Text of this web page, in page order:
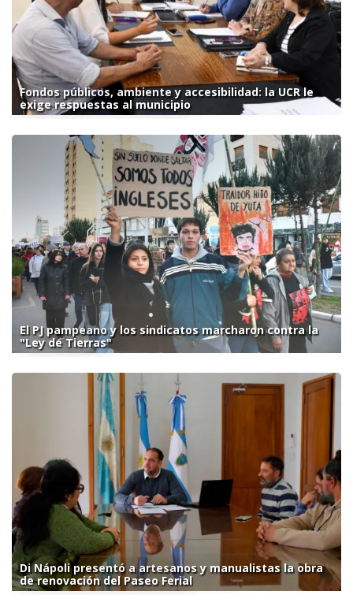
Fondos públicos, ambiente y accesibilidad: la UCR le
exige respuestas al municipio
El PJ pampeano y los sindicatos marcharon contra la
"Ley de Tierras"
Di Nápoli presentó a artesanos y manualistas la obra
de renovación del Paseo Ferial